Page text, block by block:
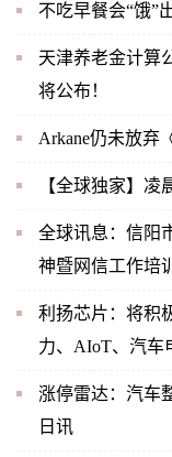
不吃早餐会“饿”
天津养老金计算
将公布！
Arkane仍未放弃
【全球独家】
全球讯息：信阳
神暨网信工作培
利扬芯片：将积
力、AIoT、汽车
涨停雷达：汽车
日讯